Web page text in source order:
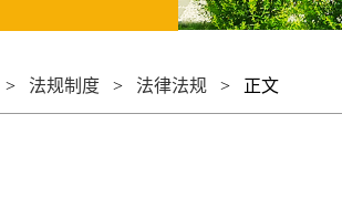
> 法规制度 > 法律法规 > 正文